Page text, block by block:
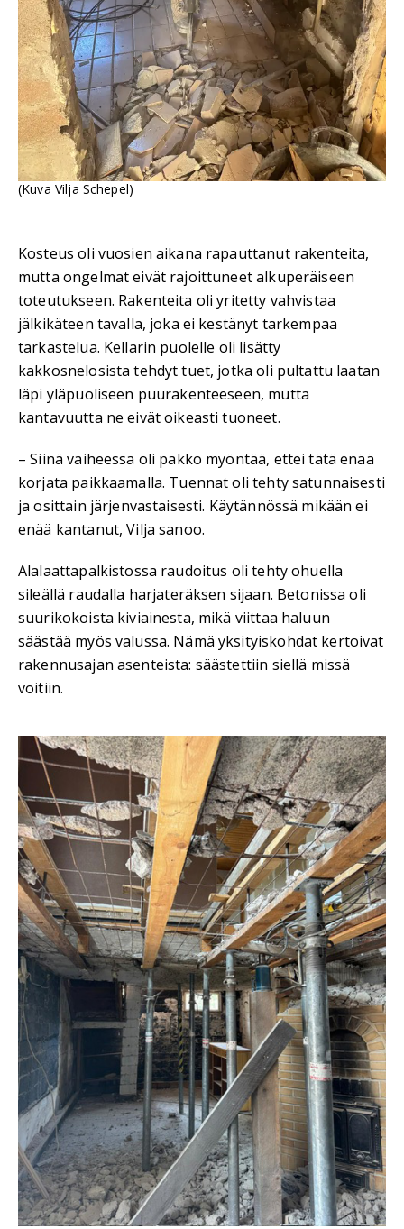
(Kuva Vilja Schepel)
Kosteus oli vuosien aikana rapauttanut rakenteita,
mutta ongelmat eivät rajoittuneet alkuperäiseen
toteutukseen. Rakenteita oli yritetty vahvistaa
jälkikäteen tavalla, joka ei kestänyt tarkempaa
tarkastelua. Kellarin puolelle oli lisätty
kakkosnelosista tehdyt tuet, jotka oli pultattu laatan
läpi yläpuoliseen puurakenteeseen, mutta
kantavuutta ne eivät oikeasti tuoneet.
– Siinä vaiheessa oli pakko myöntää, ettei tätä enää
korjata paikkaamalla. Tuennat oli tehty satunnaisesti
ja osittain järjenvastaisesti. Käytännössä mikään ei
enää kantanut, Vilja sanoo.
Alalaattapalkistossa raudoitus oli tehty ohuella
sileällä raudalla harjateräksen sijaan. Betonissa oli
suurikokoista kiviainesta, mikä viittaa haluun
säästää myös valussa. Nämä yksityiskohdat kertoivat
rakennusajan asenteista: säästettiin siellä missä
voitiin.